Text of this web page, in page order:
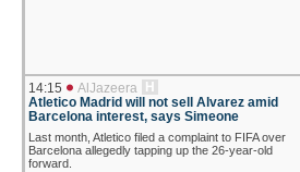
14:15 AlJazeera
H
Atletico Madrid will not sell Alvarez amid
Barcelona interest, says Simeone
Last month, Atletico filed a complaint to FIFA over
Barcelona allegedly tapping up the 26-year-old
forward.